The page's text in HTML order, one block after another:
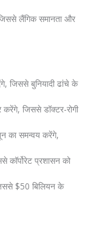
जिससे लैंगिक समानता और
जिससे बुनियादी ढांचे के
करेंगे, जिससे डॉक्टर-रोगी
का समन्वय करेंगे,
प्रशासन को
$50 बिलियन के